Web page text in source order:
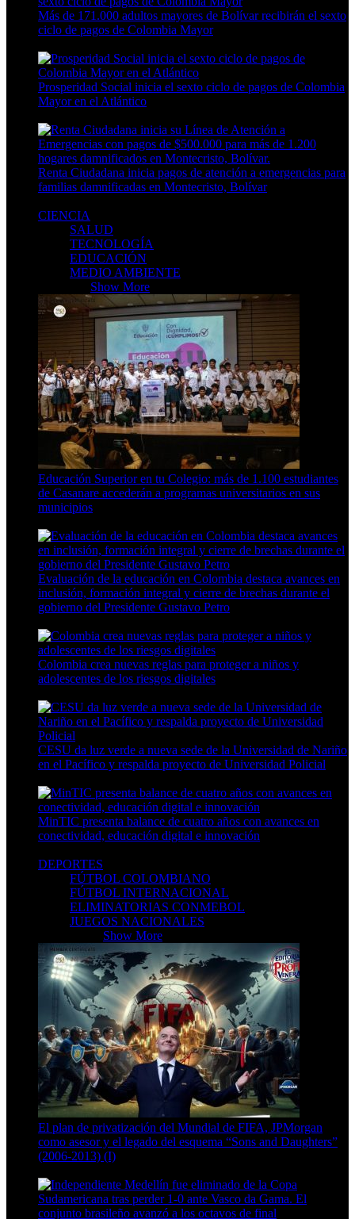
Más de 171.000 adultos mayores de Bolívar recibirán el sexto
ciclo de pagos de Colombia Mayor
Prosperidad Social inicia el sexto ciclo de pagos de Colombia
Mayor en el Atlántico
Renta Ciudadana inicia pagos de atención a emergencias para
familias damnificadas en Montecristo, Bolívar
CIENCIA
SALUD
TECNOLOGÍA
EDUCACIÓN
MEDIO AMBIENTE
Show More
Educación Superior en tu Colegio: más de 1.100 estudiantes
de Casanare accederán a programas universitarios en sus
municipios
Evaluación de la educación en Colombia destaca avances en
inclusión, formación integral y cierre de brechas durante el
gobierno del Presidente Gustavo Petro
Colombia crea nuevas reglas para proteger a niños y
adolescentes de los riesgos digitales
CESU da luz verde a nueva sede de la Universidad de Nariño
en el Pacífico y respalda proyecto de Universidad Policial
MinTIC presenta balance de cuatro años con avances en
conectividad, educación digital e innovación
DEPORTES
FÚTBOL COLOMBIANO
FÚTBOL INTERNACIONAL
ELIMINATORIAS CONMEBOL
JUEGOS NACIONALES
Show More
El plan de privatización del Mundial de FIFA, JPMorgan
como asesor y el legado del esquema “Sons and Daughters”
(2006-2013) (I)